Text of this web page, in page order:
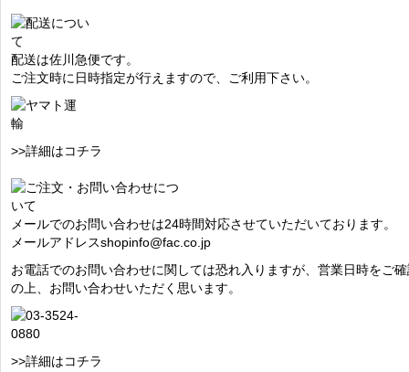
配送は佐川急便です。
ご注文時に日時指定が行えますので、ご利用下さい。
>>詳細はコチラ
メールでのお問い合わせは24時間対応させていただいております。
メールアドレスshopinfo@fac.co.jp
お電話でのお問い合わせに関しては恐れ入りますが、営業日時をご
の上、お問い合わせいただく思います。
>>詳細はコチラ